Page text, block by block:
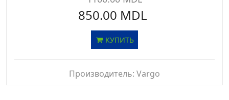
850.00 MDL
КУПИТЬ
Производитель: Vargo